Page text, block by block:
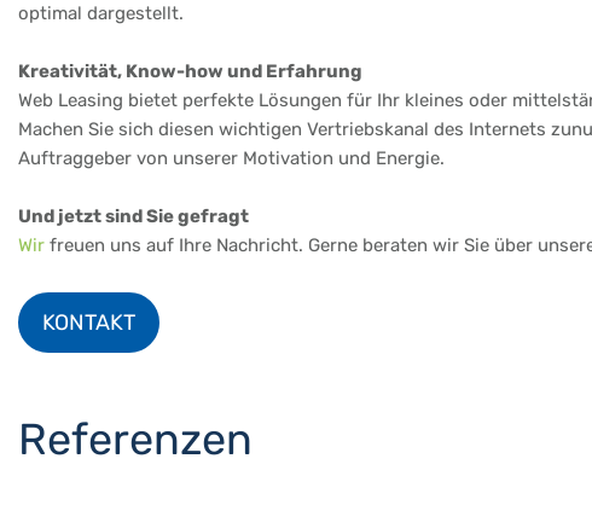
optimal dargestellt.
Kreativität, Know-how und Erfahrung
Web Leasing bietet perfekte Lösungen für Ihr kleines oder
Machen Sie sich diesen wichtigen Vertriebskanal des Internets
Auftraggeber von unserer Motivation und Energie.
Und jetzt sind Sie gefragt
Wir freuen uns auf Ihre Nachricht. Gerne beraten wir Sie über
KONTAKT
Referenzen